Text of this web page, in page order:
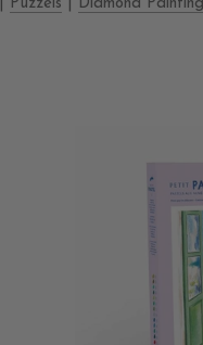
Puzzels Diamond Painting